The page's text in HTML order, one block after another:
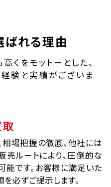
ばれる理由
くをモットーとした、
験と実績がございま
相場把握の徹底、他社には
売ルートにより、圧倒的な
能です。お客様に満足いた
必ずご提示します。